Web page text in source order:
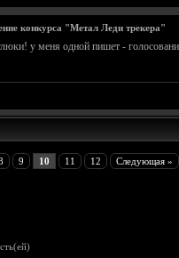
конкурса "Метал Леди трекера"
у меня одной пишет -
9 10 11 12 Следующая »